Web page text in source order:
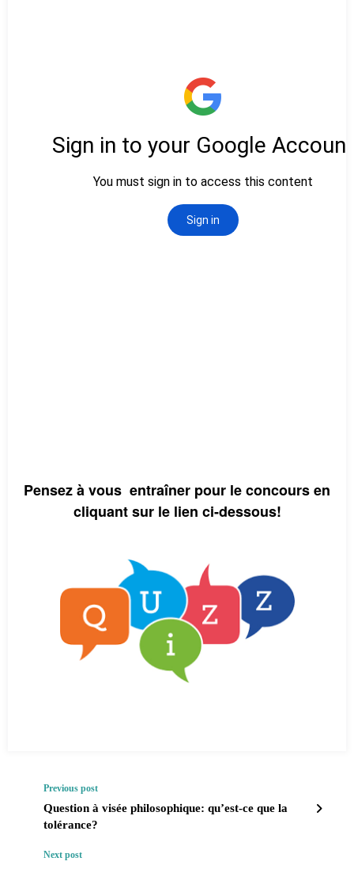
Pensez à vous entraîner pour le concours en
cliquant sur le lien ci-dessous!
Previous post
Question à visée philosophique: qu’est-ce que la
tolérance?
Next post